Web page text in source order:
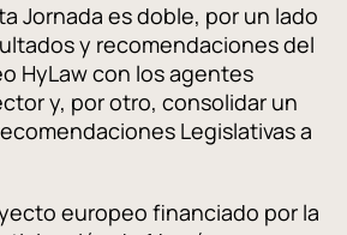
Jornada es doble, por un lado
y recomendaciones del
HyLaw con los agentes
y, por otro, consolidar un
Legislativas a
europeo financiado por la